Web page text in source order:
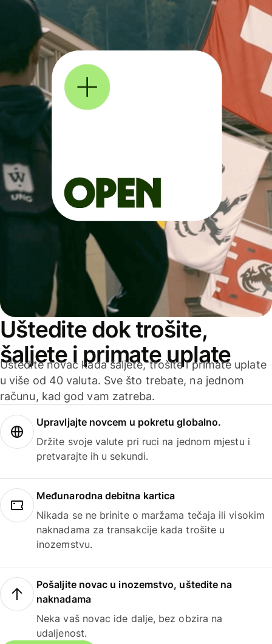
Uštedite dok trošite,
šaljete i primate uplate
Uštedite novac kada šaljete, trošite i primate uplate
u više od 40 valuta. Sve što trebate, na jednom
računu, kad god vam zatreba.
Upravljajte novcem u pokretu globalno.
Držite svoje valute pri ruci na jednom mjestu i
pretvarajte ih u sekundi.
Međunarodna debitna kartica
Nikada se ne brinite o maržama tečaja ili visokim
naknadama za transakcije kada trošite u
inozemstvu.
Pošaljite novac u inozemstvo, uštedite na
naknadama
Neka vaš novac ide dalje, bez obzira na
udaljenost.